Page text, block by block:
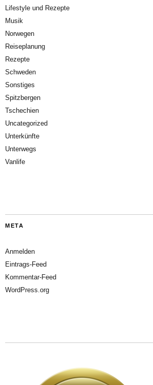
Lifestyle und Rezepte
Musik
Norwegen
Reiseplanung
Rezepte
Schweden
Sonstiges
Spitzbergen
Tschechien
Uncategorized
Unterkünfte
Unterwegs
Vanlife
META
Anmelden
Eintrags-Feed
Kommentar-Feed
WordPress.org